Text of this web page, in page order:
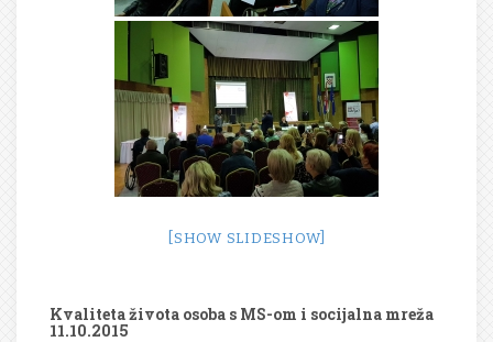
[SHOW SLIDESHOW]
Kvaliteta života osoba s MS-om i socijalna mreža
11.10.2015